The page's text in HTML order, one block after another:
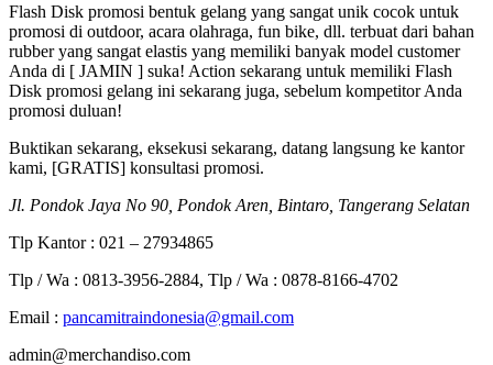
Flash Disk promosi bentuk gelang yang sangat unik cocok untuk
promosi di outdoor, acara olahraga, fun bike, dll. terbuat dari bahan
rubber yang sangat elastis yang memiliki banyak model customer
Anda di [ JAMIN ] suka! Action sekarang untuk memiliki Flash
Disk promosi gelang ini sekarang juga, sebelum kompetitor Anda
promosi duluan!
Buktikan sekarang, eksekusi sekarang, datang langsung ke kantor
kami, [GRATIS] konsultasi promosi.
Jl. Pondok Jaya No 90, Pondok Aren, Bintaro, Tangerang Selatan
Tlp Kantor : 021 – 27934865
Tlp / Wa : 0813-3956-2884, Tlp / Wa : 0878-8166-4702
Email : pancamitraindonesia@gmail.com
admin@merchandiso.com